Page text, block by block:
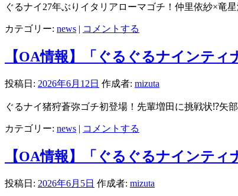
ぐるナイ27年ぶりイタリアローマゴチ！仲里依紗×竜
カテゴリー: news | コメントする
【OA情報】「ぐるぐるナインティ
投稿日: 2026年6月12日 作成者: mizuta
ぐるナイ猪狩蒼弥ゴチ初登場！先輩増田に挑戦状⁉
カテゴリー: news | コメントする
【OA情報】「ぐるぐるナインティ
投稿日: 2026年6月5日 作成者: mizuta